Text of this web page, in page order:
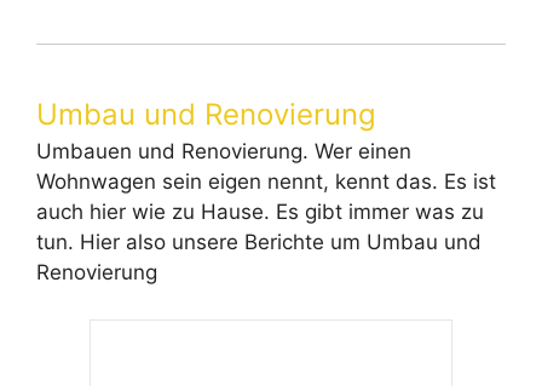
Umbau und Renovierung
Umbauen und Renovierung. Wer einen
Wohnwagen sein eigen nennt, kennt das. Es ist
auch hier wie zu Hause. Es gibt immer was zu
tun. Hier also unsere Berichte um Umbau und
Renovierung